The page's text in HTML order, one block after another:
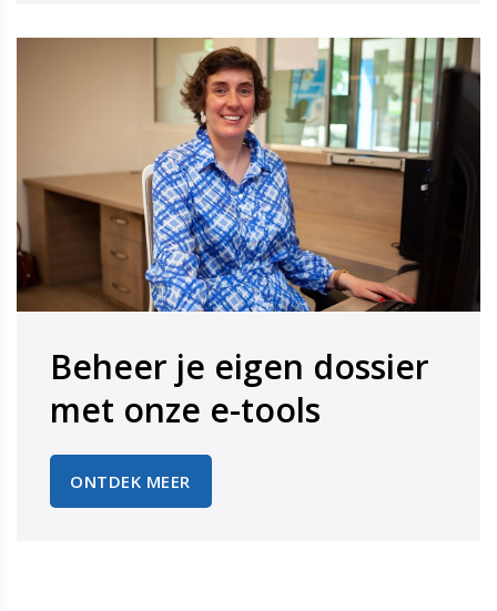
Beheer je eigen dossier
​​​​​​​met onze e-tools
ONTDEK MEER